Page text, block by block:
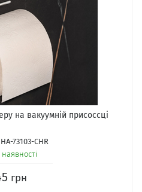
на вакуумній присоссці
HA-73103-CHR
грн